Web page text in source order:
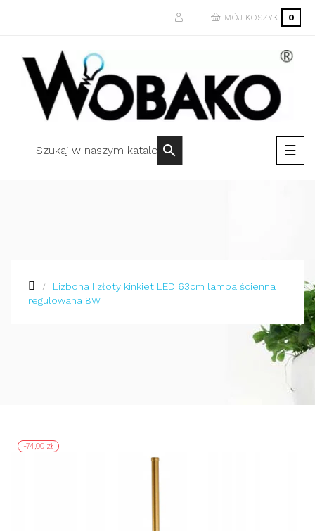
MÓJ KOSZYK 0
search ☰
Lizbona I złoty kinkiet LED 63cm lampa ścienna
regulowana 8W
-74,00 zł